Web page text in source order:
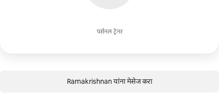
पर्सनल ट्रेनर
Ramakrishnan यांना मेसेज करा